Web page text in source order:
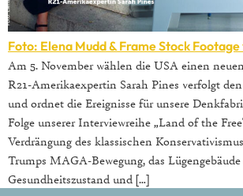
Foto: Elena Mudd & Frame Stock
Am 5. November wählen die USA einen
R21-Amerikaexpertin Sarah Pines verfolgt
und ordnet die Ereignisse für unsere
Folge unserer Interviewreihe „Land of the
Verdrängung des klassischen
Trumps MAGA-Bewegung, das
Gesundheitszustand und […]